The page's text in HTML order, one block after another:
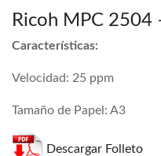
Ricoh MPC 2504
Características:
Velocidad: 25 ppm
Tamaño de Papel: A3
Descargar Folleto